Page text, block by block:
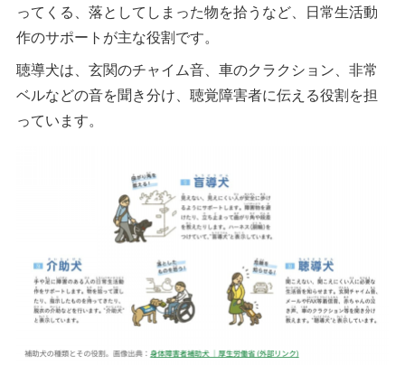
ってくる、落としてしまった物を拾うなど、日常生活動
作のサポートが主な役割です。
聴導犬は、玄関のチャイム音、車のクラクション、非常
ベルなどの音を聞き分け、聴覚障害者に伝える役割を担
っています。